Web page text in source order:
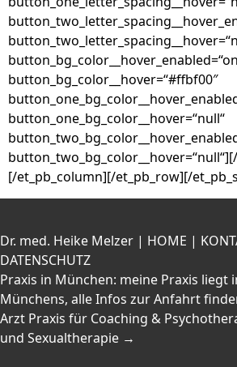
button_bg_color__hover=“#ffbf00″
button_one_bg_color__hover=“null“
[/et_pb_column][/et_pb_row][/
Dr. med. Heike Melzer | HOME |
DATENSCHUTZ
Praxis in München: meine Praxis liegt
Münchens, alle Infos zur Anfahrt
Arzt Praxis für Coaching &
und Sexualtherapie →